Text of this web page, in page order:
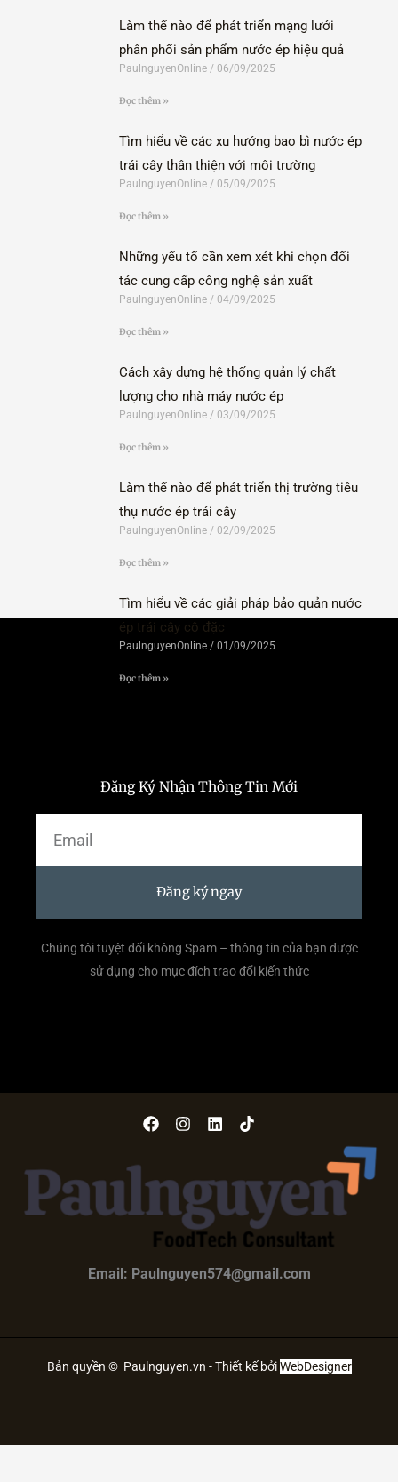
Làm thế nào để phát triển mạng lưới
phân phối sản phẩm nước ép hiệu quả
PaulnguyenOnline 06/09/2025
Đọc thêm »
Tìm hiểu về các xu hướng bao bì nước ép
trái cây thân thiện với môi trường
PaulnguyenOnline 05/09/2025
Đọc thêm »
Những yếu tố cần xem xét khi chọn đối
tác cung cấp công nghệ sản xuất
PaulnguyenOnline 04/09/2025
Đọc thêm »
Cách xây dựng hệ thống quản lý chất
lượng cho nhà máy nước ép
PaulnguyenOnline 03/09/2025
Đọc thêm »
Làm thế nào để phát triển thị trường tiêu
thụ nước ép trái cây
PaulnguyenOnline 02/09/2025
Đọc thêm »
Tìm hiểu về các giải pháp bảo quản nước
ép trái cây cô đặc
PaulnguyenOnline 01/09/2025
Đọc thêm »
Đăng Ký Nhận Thông Tin Mới
Đăng ký ngay
Chúng tôi tuyệt đối không Spam – thông tin của bạn được
sử dụng cho mục đích trao đổi kiến thức
Email: Paulnguyen574@gmail.com
Bản quyền © Paulnguyen.vn - Thiết kế bởiWebDesigner